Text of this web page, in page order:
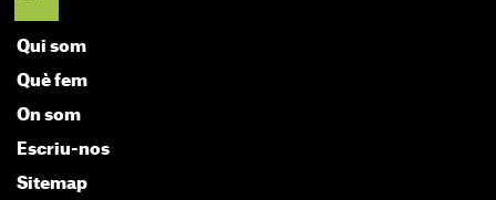
Qui som
Què fem
On som
Escriu-nos
Sitemap